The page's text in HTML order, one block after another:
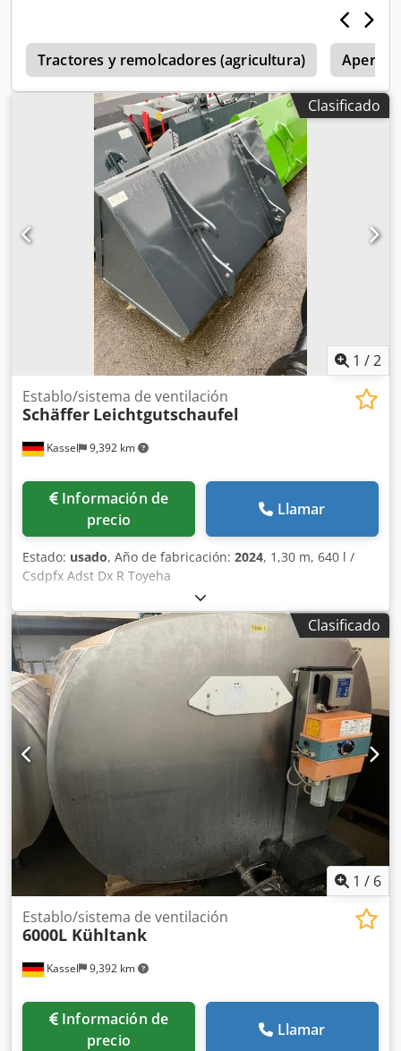
Tractores y remolcadores (agricultura) Aperos
Clasificado
1 /2
Kassel 9,392 km
Establo/sistema de ventilación
Schäffer Leichtgutschaufel
Información de
precio
Llamar
Estado: usado, Año de fabricación: 2024, 1,30 m, 640 l /
Csdpfx Adst Dx R Toyeha
Clasificado
1 / 6
Kassel 9,392 km
Establo/sistema de ventilación
6000L Kühltank
Información de
precio
Llamar